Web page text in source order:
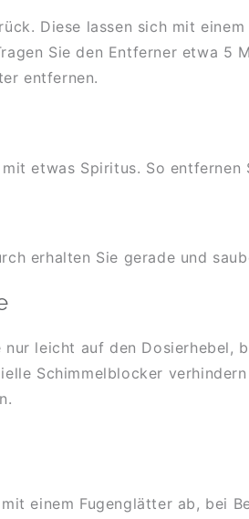
Diese lassen sich mit
Sie den Entferner etwa 5
entfernen.
etwas Spiritus. So
erhalten Sie gerade und
leicht auf den Dosierhebel,
Schimmelblocker
einem Fugenglätter ab, bei